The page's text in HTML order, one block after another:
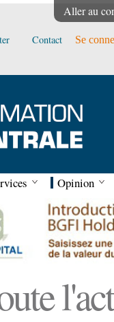
Aller au
Contact Se
Opinion